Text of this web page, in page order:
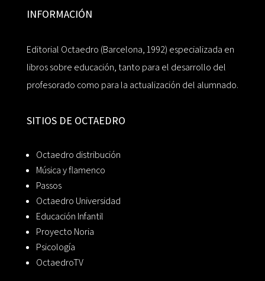
INFORMACIÓN
Editorial Octaedro (Barcelona, 1992) especializada en
libros sobre educación, tanto para el desarrollo del
profesorado como para la actualización del alumnado.
SITIOS DE OCTAEDRO
Octaedro distribución
Música y flamenco
Passos
Octaedro Universidad
Educación Infantil
Proyecto Noria
Psicología
OctaedroTV